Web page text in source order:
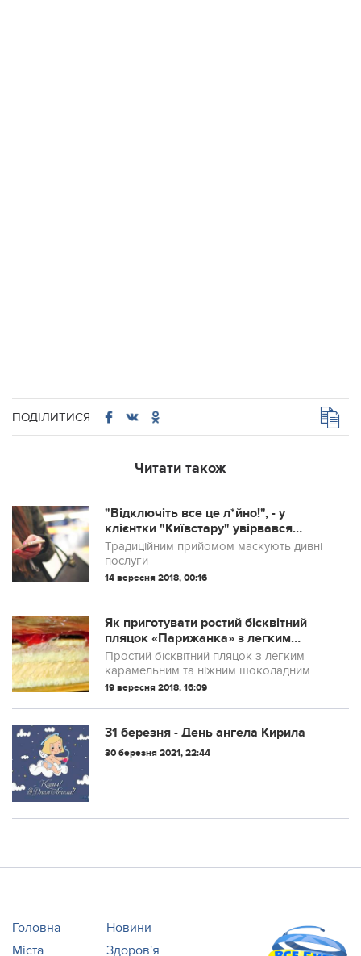
ПОДІЛИТИСЯ
Читати також
"Відключіть все це л*йно!", - у
клієнтки "Київстару" увірвався
терпець, дівчину обібрали до нитки
Традиційним прийомом маскують дивні
послуги
14 вересня 2018, 00:16
Як приготувати ростий бісквітний
пляцок «Парижанка» з легким
карамельним та ніжним шоколадним
смаком
Простий бісквітний пляцок з легким
карамельним та ніжним шоколадним
смаком, покритий вишневим желе – це і
шоколадної нотки пляцку додає печиво,
що покрите ш...
19 вересня 2018, 16:09
31 березня - День ангела Кирила
30 березня 2021, 22:44
Головна
Новини
Міста
Здоров'я